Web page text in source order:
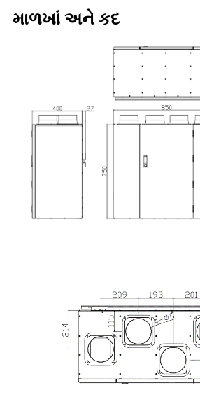
માળખાં અને કદ